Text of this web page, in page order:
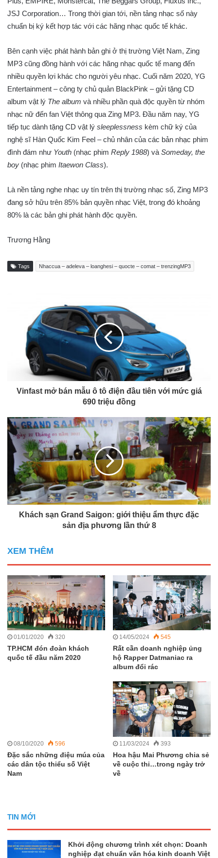
JSJ Corporation… Trong thời gian tới, nền tảng nhạc số này
chuẩn bị ký kết hợp tác với các hãng nhạc quốc tế khác.
Bên cạnh việc phát hành bản ghi ở thị trường Việt Nam, Zing
MP3 cũng đồng hành với các hãng nhạc quốc tế mang đến
nhiều quyền lợi khác cho người yêu nhạc. Cuối năm 2020, YG
Entertainment – công ty chủ quản BlackPink – gửi tặng CD
album vật lý The album và nhiều phần quà độc quyền từ nhóm
nhạc nữ đến fan Việt thông qua Zing MP3. Đầu năm nay, YG
tiếp tục dành tặng CD vật lý sleeplessness kèm chữ ký của
nghệ sĩ Hàn Quốc Kim Feel – chủ nhân của các bản nhạc phim
đình đám như Youth (nhạc phim Reply 1988) và Someday, the
boy (nhạc phim Itaewon Class).
Là nền tảng nghe nhạc uy tín trên thị trường nhạc số, Zing MP3
đang sở hữu trên 85% bản quyền nhạc Việt, trong đó khoảng
80% là các bản ghi phát hành độc quyền.
Trương Hằng
Tags Nhaccua – adeleva – loanghesi – quocte – comat – trenzingMP3
Vinfast mở bán mẫu ô tô điện đầu tiên với mức giá
690 triệu đồng
Khách sạn Grand Saigon: giới thiệu ẩm thực đặc
sản địa phương lần thứ 8
XEM THÊM
01/01/2020 320
TP.HCM đón đoàn khách
quốc tế đầu năm 2020
14/05/2024 545
Rất cần doanh nghiệp ủng
hộ Rapper Datmaniac ra
album đổi rác
08/10/2020 596
Đặc sắc những điệu múa của
các dân tộc thiểu số Việt
Nam
11/03/2024 393
Hoa hậu Mai Phương chia sẻ
về cuộc thi…trong ngày trở
về
TIN MỚI
Khởi động chương trình xét chọn: Doanh
nghiệp đạt chuẩn văn hóa kinh doanh Việt